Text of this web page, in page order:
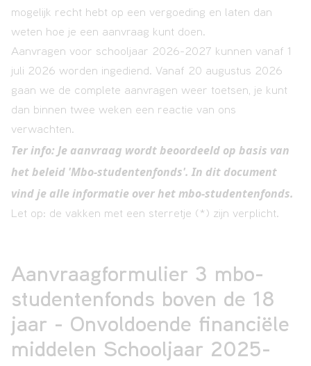
mogelijk recht hebt op een vergoeding en laten dan
weten hoe je een aanvraag kunt doen.
Aanvragen voor schooljaar 2026-2027 kunnen vanaf 1
juli 2026 worden ingediend. Vanaf 20 augustus 2026
gaan we de complete aanvragen weer toetsen, je kunt
dan binnen twee weken een reactie van ons
verwachten.
Ter info: Je aanvraag wordt beoordeeld op basis van
het beleid 'Mbo-studentenfonds'. In dit document
vind je alle informatie over het mbo-studentenfonds.
Let op: de vakken met een sterretje (*) zijn verplicht.
Aanvraagformulier 3 mbo-
studentenfonds boven de 18
jaar - Onvoldoende financiële
middelen Schooljaar 2025-